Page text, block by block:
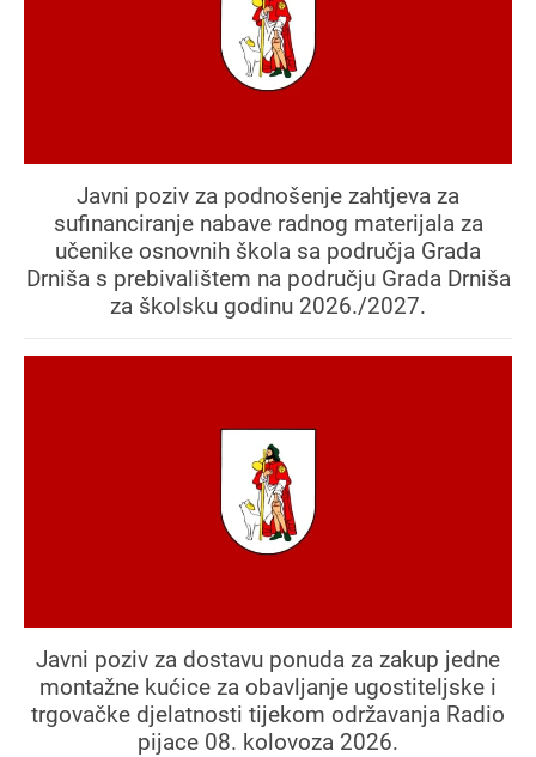
Javni poziv za podnošenje zahtjeva za
sufinanciranje nabave radnog materijala za
učenike osnovnih škola sa područja Grada
Drniša s prebivalištem na području Grada Drniša
za školsku godinu 2026./2027.
Javni poziv za dostavu ponuda za zakup jedne
montažne kućice za obavljanje ugostiteljske i
trgovačke djelatnosti tijekom održavanja Radio
pijace 08. kolovoza 2026.